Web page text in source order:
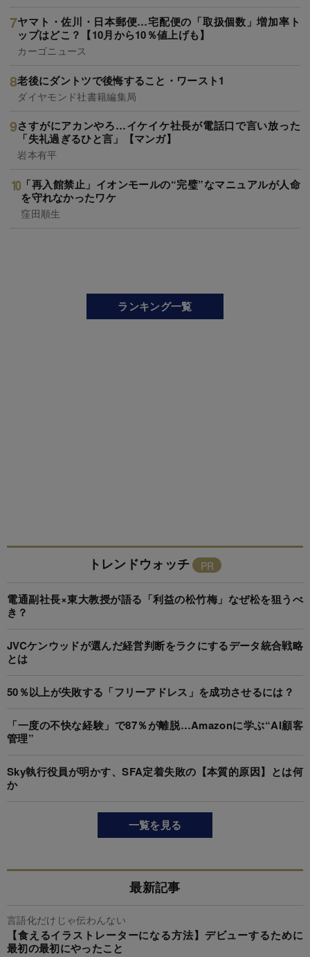
ヤマト・佐川・日本郵便…宅配便の「取扱個数」増加率ト
ップはどこ？【10月から10％値上げも】
カーゴニュース
老後にダントツで後悔すること・ワースト1
ダイヤモンド社書籍編集局
さすがにアカンやろ…イケイケ社長が電話口で言い放った
「失礼過ぎるひと言」【マンガ】
岩本有平
「再入館禁止」イオンモールの“完璧”なマニュアルが人命
を守れなかったワケ
窪田順生
ランキング一覧
トレンドウォッチ
電通副社長×東大教授が語る「利益の松竹梅」なぜ松を狙うべ
き？
JVCケンウッドが選んだ経営判断をラクにするデータ統合戦略
とは
50％以上が失敗する「フリーアドレス」を成功させるには？
「一度の不快な経験」で87％が離脱…Amazonに学ぶ“AI顧客
管理”
Sky執行役員が明かす、SFA定着失敗の【本質的原因】とは何
か
一覧を見る
最新記事
言語化だけじゃ伝わんない
【食えるイラストレーターになる方法】デビューするために
最初の最初にやったこと